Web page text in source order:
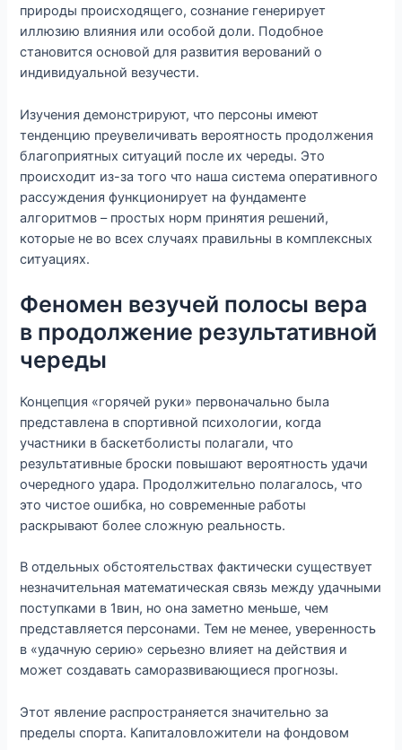
природы происходящего, сознание генерирует
иллюзию влияния или особой доли. Подобное
становится основой для развития верований о
индивидуальной везучести.
Изучения демонстрируют, что персоны имеют
тенденцию преувеличивать вероятность продолжения
благоприятных ситуаций после их череды. Это
происходит из-за того что наша система оперативного
рассуждения функционирует на фундаменте
алгоритмов – простых норм принятия решений,
которые не во всех случаях правильны в комплексных
ситуациях.
Феномен везучей полосы вера
в продолжение результативной
череды
Концепция «горячей руки» первоначально была
представлена в спортивной психологии, когда
участники в баскетболисты полагали, что
результативные броски повышают вероятность удачи
очередного удара. Продолжительно полагалось, что
это чистое ошибка, но современные работы
раскрывают более сложную реальность.
В отдельных обстоятельствах фактически существует
незначительная математическая связь между удачными
поступками в 1вин, но она заметно меньше, чем
представляется персонами. Тем не менее, уверенность
в «удачную серию» серьезно влияет на действия и
может создавать саморазвивающиеся прогнозы.
Этот явление распространяется значительно за
пределы спорта. Капиталовложители на фондовом